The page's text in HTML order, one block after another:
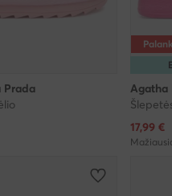
Prada
Agatha
17,99 €